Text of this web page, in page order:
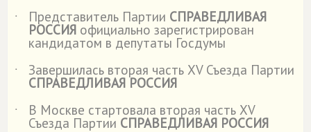
˙
Представитель Партии СПРАВЕДЛИВАЯ
РОССИЯ официально зарегистрирован
кандидатом в депутаты Госдумы
˙
Завершилась вторая часть XV Съезда Партии
СПРАВЕДЛИВАЯ РОССИЯ
˙
В Москве стартовала вторая часть XV
Съезда Партии СПРАВЕДЛИВАЯ РОССИЯ